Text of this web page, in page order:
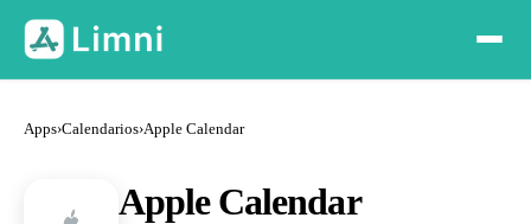
Apps›Calendarios›Apple Calendar
Apple Calendar